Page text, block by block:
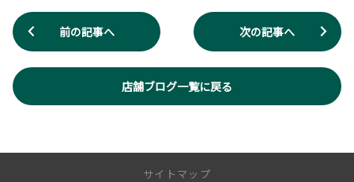
前の記事へ
店舗ブログ一覧に戻る
次の記事へ
サイトマップ